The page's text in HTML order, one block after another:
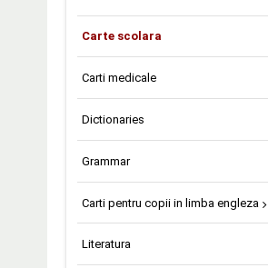
Carte scolara
Carti medicale
Dictionaries
Grammar
Carti pentru copii in limba engleza
Literatura